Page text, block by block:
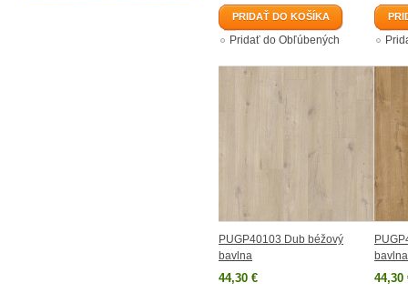
PRIDAŤ DO KOŠÍKA
Pridať do Obľúbených
PUGP40103 Dub béžový
bavlna
44,30 €
bavlna
44,30